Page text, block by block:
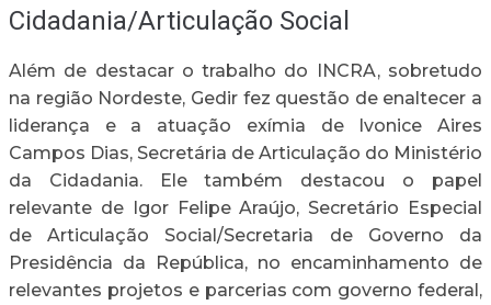
Cidadania/Articulação Social
Além de destacar o trabalho do INCRA, sobretudo
na região Nordeste, Gedir fez questão de enaltecer a
liderança e a atuação exímia de Ivonice Aires
Campos Dias, Secretária de Articulação do Ministério
da Cidadania. Ele também destacou o papel
relevante de Igor Felipe Araújo, Secretário Especial
de Articulação Social/Secretaria de Governo da
Presidência da República, no encaminhamento de
relevantes projetos e parcerias com governo federal,